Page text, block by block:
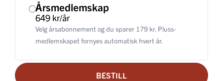
Årsmedlemskap
649 kr/år
Velg årsabonnement og du sparer 179 kr. Pluss-
medlemskapet fornyes automatisk hvert år.
BESTILL